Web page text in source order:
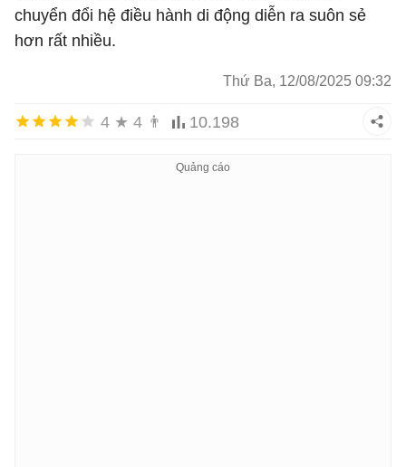
chuyển đổi hệ điều hành di động diễn ra suôn sẻ
hơn rất nhiều.
Thứ Ba, 12/08/2025 09:32
4 ★ 4 👨 10.198